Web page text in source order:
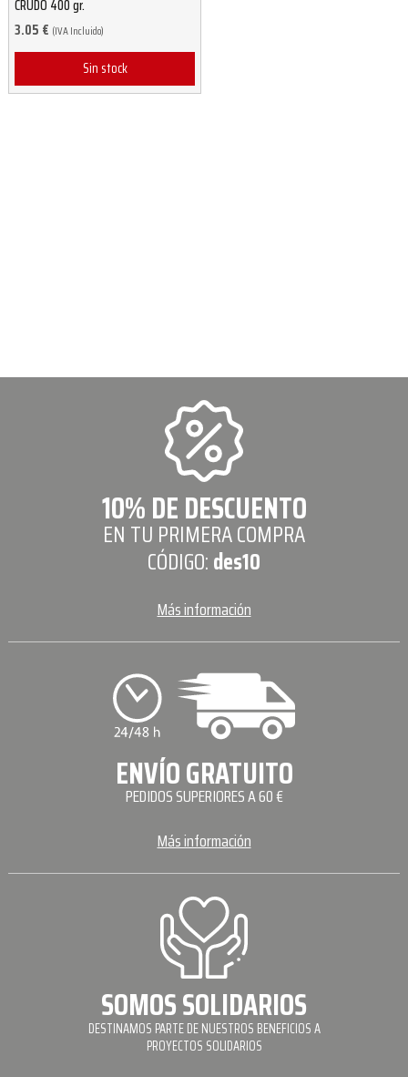
CRUDO 400 gr.
3.05 € (IVA Incluido)
Sin stock
10% DE DESCUENTO
EN TU PRIMERA COMPRA
CÓDIGO:des10
Más información
ENVÍO GRATUITO
PEDIDOS SUPERIORES A 60 €
Más información
SOMOS SOLIDARIOS
DESTINAMOS PARTE DE NUESTROS BENEFICIOS A
PROYECTOS SOLIDARIOS